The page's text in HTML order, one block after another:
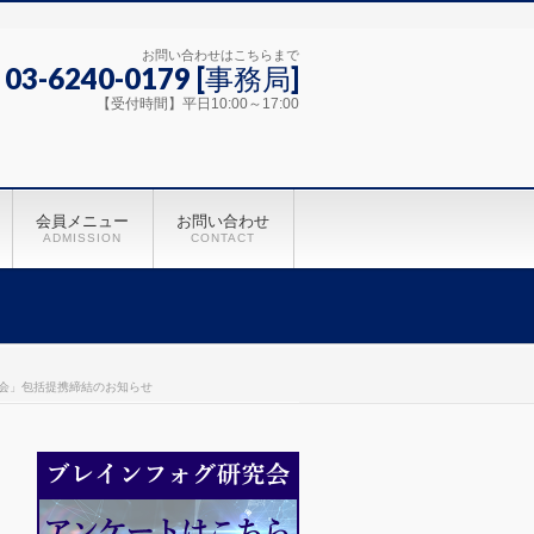
お問い合わせはこちらまで
03-6240-0179 [事務局]
【受付時間】平日10:00～17:00
会員メニュー
ADMISSION
お問い合わせ
CONTACT
」包括提携締結のお知らせ